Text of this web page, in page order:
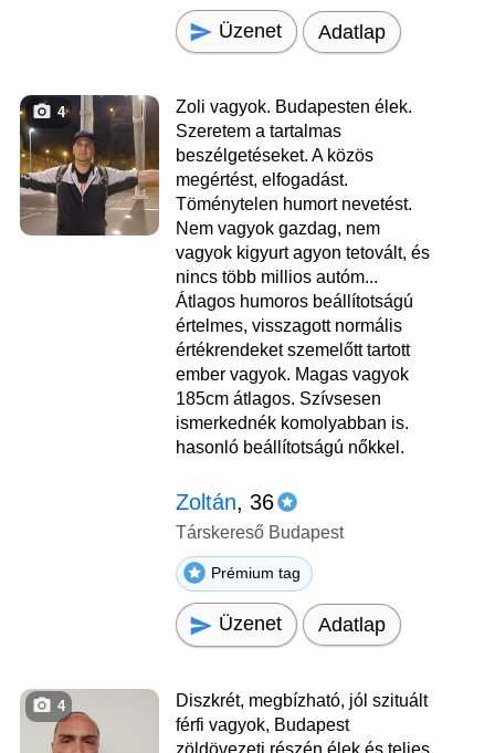
Üzenet Adatlap
4
Zoli vagyok. Budapesten élek.
Szeretem a tartalmas
beszélgetéseket. A közös
megértést, elfogadást.
Töménytelen humort nevetést.
Nem vagyok gazdag, nem
vagyok kigyurt agyon tetovált, és
nincs több millios autóm...
Átlagos humoros beállítotságú
értelmes, visszagott normális
értékrendeket szemelőtt tartott
ember vagyok. Magas vagyok
185cm átlagos. Szívsesen
ismerkednék komolyabban is.
hasonló beállítotságú nőkkel.
Zoltán, 36
Társkereső Budapest
Prémium tag
Üzenet Adatlap
4
Diszkrét, megbízható, jól szituált
férfi vagyok, Budapest
zöldövezeti részén élek és teljes